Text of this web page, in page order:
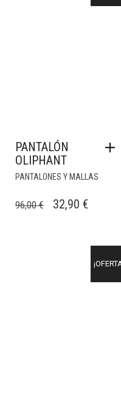
19,90
PANTALÓN
OLIPHANT
PANTALONES Y MALLAS
96,00€
EL
32,90 €EL
32,90 €.